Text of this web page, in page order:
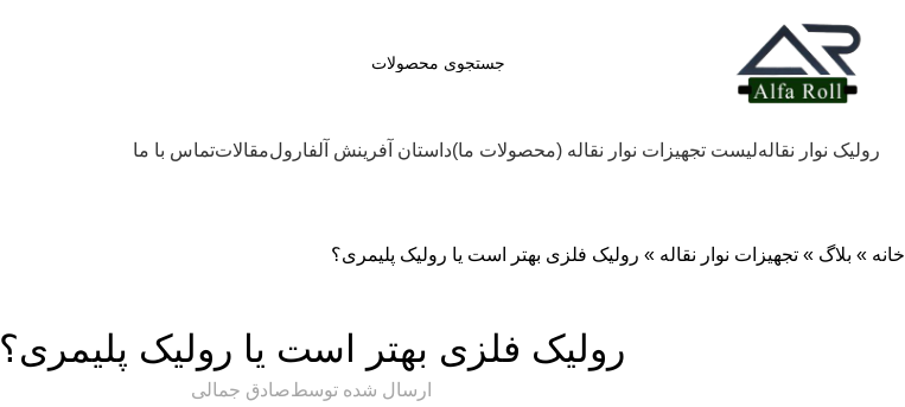
رولیک نوار نقالهلیست تجهیزات نوار نقاله (محصولات ما)داستان آفرینش آلفارولمقالاتتماس با ما
خانه » بلاگ » تجهیزات نوار نقاله » رولیک فلزی بهتر است یا رولیک پلیمری؟
رولیک فلزی بهتر است یا رولیک پلیمری؟
ارسال شده توسطصادق جمالی